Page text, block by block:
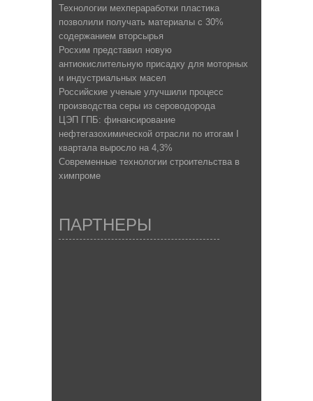
Технологии мехпераработки пластика
позволили получать материалы с 30%
содержанием вторсырья
Росхим представил новую
антиокислительную присадку для моторных
и индустриальных масел
Российские ученые улучшили процесс
производства серы из сероводорода
ЦЭП ГПБ: финансирование
нефтегазохимической отрасли по итогам I
квартала выросло на 4,3%
Современные технологии строительства в
химпроме
ПАРТНЕРЫ